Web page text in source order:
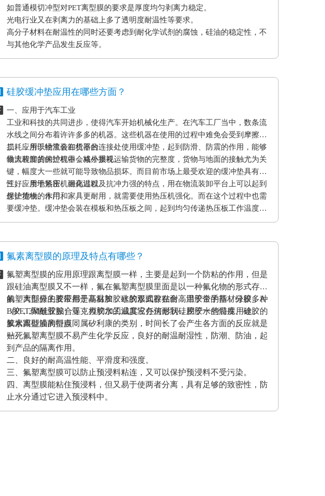
如普通模切冲型对PET离型膜的要求是厚度均匀剥离力稳定。
光电行业又在剥离力的基础上多了透明度耐温性等要求。
高分子材料在耐温性的同时还要考虑到耐化学试剂的腐蚀，硅油的稳定性，不
与其他化学产品发生反应等。
硅胶缓冲垫应用在哪些方面？
一、应用于汽车工业
工业和科技的共同进步，使得汽车开始机械化生产。在汽车工厂当中，数条流
水线之间分布着许许多多的机器。这些机器在使用的过程中难免会受到摩擦和
损耗，所以经常会在机器的连接处使用缓冲垫，起到防滑、防震的作用，能够
最大程度的保护机器，减小损耗。
二、应用于物流装卸货平台
物流装卸货的过程中会格外重视运输货物的完整度，货物与地面的接触尤为关
键，幅度大一些就可能导致物品损坏。而目前市场上最受欢迎的缓冲垫具有弹
性好、质地紧密、耐高温以及抗冲力强的特点，用在物流装卸平台上可以起到
保护货物的作用。
三、应用于热压机强化过程
想让地板、木门和家具更耐用，就需要使用热压机强化。而在这个过程中也需
要缓冲垫。缓冲垫会装在模板和热压板之间，起到均匀传递热压板工作温度和
工作压力的作用。而且使用缓冲垫还可以使纸贴面和基板更加密致的粘合，最
氟素离型膜的原理及特点有哪些？
氟塑离型膜的应用原理跟离型膜一样，主要是起到一个防粘的作用，但是
跟硅油离型膜又不一样，氟在氟塑离型膜里面是以一种氟化物的形式存在
的，大部分的胶带都是基材加胶水的形式存在耐高温胶带的基材分很多种
（PET,聚酰亚胺）亚克力胶水的温度没办法耐到硅胶胶水的温度、硅胶的
胶水跟硅油离型膜同属矽利康的类别，时间长了会产生各方面的反应就是
贴死。
氟塑离型膜主要应用于高温胶，硅胶双面胶贴合；用于金手指，绿胶，A
B胶，3M硅胶贴合等；模切加工成其它任何形状，用于一些特殊用途。
氟素离型膜的特点：
一、氟塑离型膜不易产生化学反应，良好的耐温耐湿性，防潮、防油，起
到产品的隔离作用。
二、良好的耐高温性能、平滑度和强度。
三、氟塑离型膜可以防止预浸料粘连，又可以保护预浸料不受污染。
四、离型膜能粘住预浸料，但又易于使两者分离，具有足够的致密性，防
止水分通过它进入预浸料中。